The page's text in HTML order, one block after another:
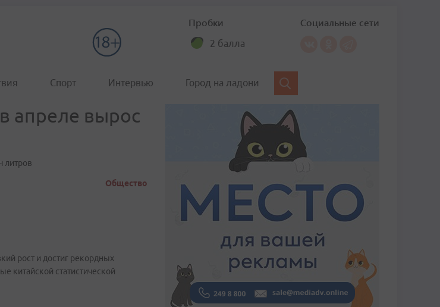
Пробки
2 балла
Социальные сети
Спорт Интервью Город на ладони
апреле вырос
литров
Общество
рост и достиг рекордных
китайской статистической